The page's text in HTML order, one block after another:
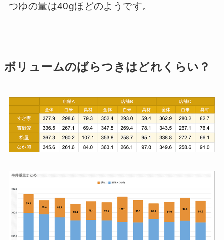
つゆの量は40gほどのようです。
ボリュームのばらつきはどれくらい？